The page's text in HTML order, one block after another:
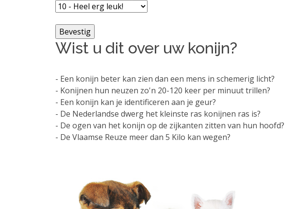
Wist u dit over uw konijn?
- Een konijn beter kan zien dan een mens in schemerig licht?
- Konijnen hun neuzen zo'n 20-120 keer per minuut trillen?
- Een konijn kan je identificeren aan je geur?
- De Nederlandse dwerg het kleinste ras konijnen ras is?
- De ogen van het konijn op de zijkanten zitten van hun hoofd?
- De Vlaamse Reuze meer dan 5 Kilo kan wegen?